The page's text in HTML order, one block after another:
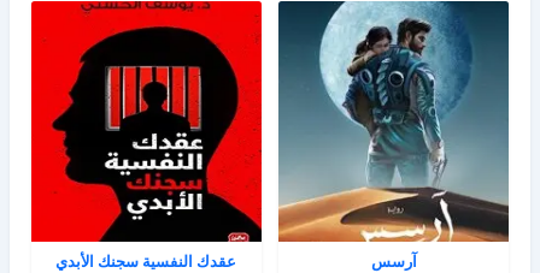
آرسس عقدك النفسية سجنك الأبدي